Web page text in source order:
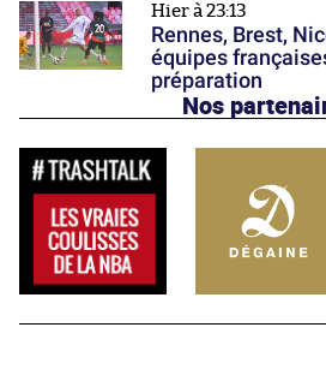
Hier à 23:13
Rennes, Brest,
équipes
préparation
Nos